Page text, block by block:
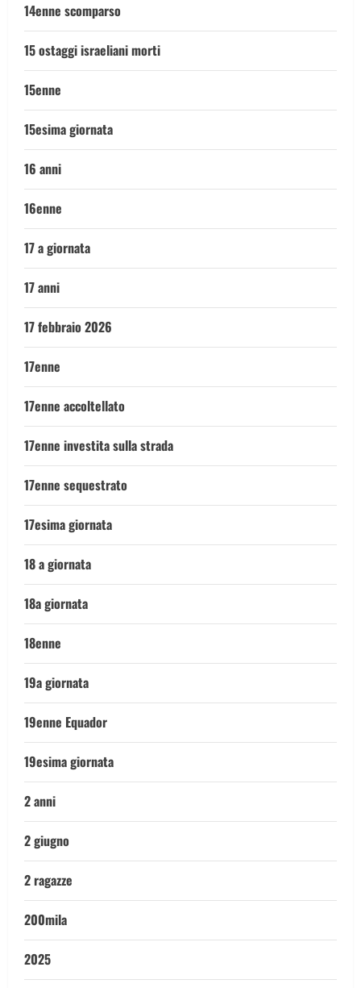
14enne scomparso
15 ostaggi israeliani morti
15enne
15esima giornata
16 anni
16enne
17 a giornata
17 anni
17 febbraio 2026
17enne
17enne accoltellato
17enne investita sulla strada
17enne sequestrato
17esima giornata
18 a giornata
18a giornata
18enne
19a giornata
19enne Equador
19esima giornata
2 anni
2 giugno
2 ragazze
200mila
2025